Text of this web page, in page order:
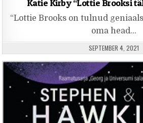
Katie Kirby “Lottie Brooksi
“Lottie Brooks on tulnud
oma head…
PUBLISHED DATE:
SEPTEMBER 4, 2021